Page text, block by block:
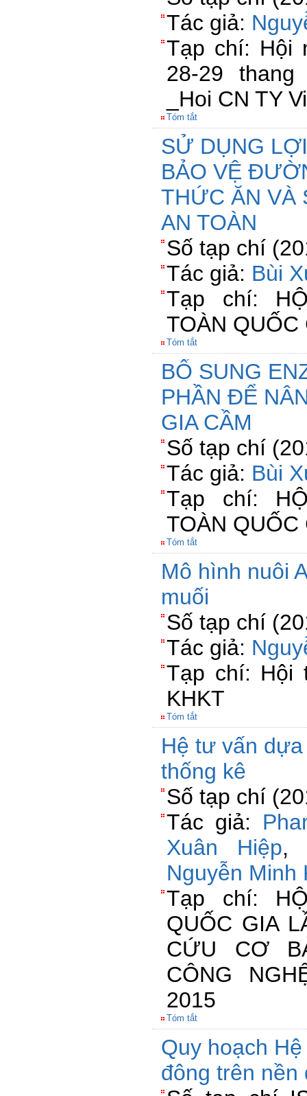
Tác giả:
Tạp chí: Hội
28-29
_Hoi CN TY
Tóm tắt
SỬ DỤNG
BẢO VỆ
THỨC ĂN VÀ
AN TOÀN
Số tạp chí
Tác giả: Bùi
Tạp chí:
TOÀN QUỐC
Tóm tắt
BỔ SUNG
PHẦN ĐỂ
GIA CẦM
Số tạp chí
Tác giả: Bùi
Tạp chí:
TOÀN QUỐC
Tóm tắt
Mô hình nuôi
muối
Số tạp chí
Tác giả:
Tạp chí: Hội
KHKT
Tóm tắt
Hệ tư vấn
thống kê
Số tạp chí
Tác giả:
Xuân Hiệp,
Nguyễn Minh
Tạp chí:
QUỐC GIA
CỨU CƠ
CÔNG
2015
Tóm tắt
Quy hoạch
đông trên nền